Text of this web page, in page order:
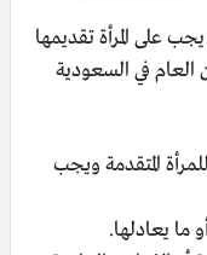
على المرأة تقديمها
العام في السعودية
المتقدمة ويجب
ما يعادلها.